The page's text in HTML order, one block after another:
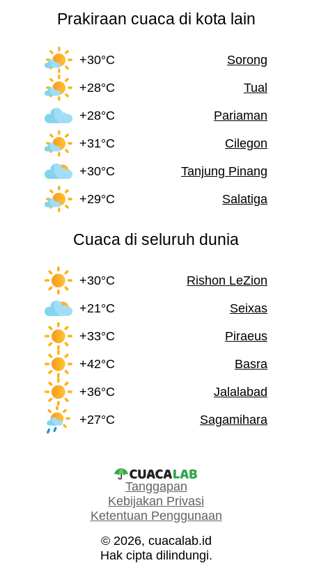
Prakiraan cuaca di kota lain
+30°C
Sorong
+28°C
Tual
+28°C
Pariaman
+31°C
Cilegon
+30°C
Tanjung Pinang
+29°C
Salatiga
Cuaca di seluruh dunia
+30°C
Rishon LeZion
+21°C
Seixas
+33°C
Piraeus
+42°C
Basra
+36°C
Jalalabad
+27°C
Sagamihara
Tanggapan
Kebijakan Privasi
Ketentuan Penggunaan
© 2026, cuacalab.id
Hak cipta dilindungi.